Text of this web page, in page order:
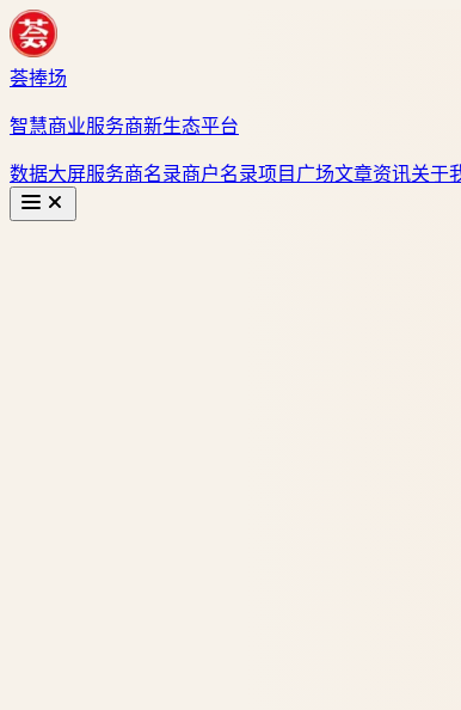
荟捧场
智慧商业服务商新生态平台
数据大屏服务商名录商户名录项目广场文章资讯关于